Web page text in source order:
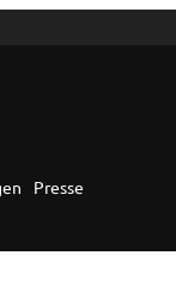
Presse